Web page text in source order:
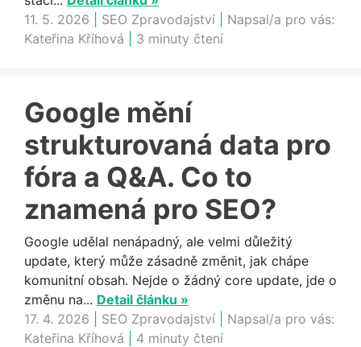
11. 5. 2026
SEO Zpravodajství
Napsal/a pro vás:
Kateřina Kříhová
3 minuty čtení
Google mění
strukturovaná data pro
fóra a Q&A. Co to
znamená pro SEO?
Google udělal nenápadný, ale velmi důležitý
update, který může zásadně změnit, jak chápe
komunitní obsah. Nejde o žádný core update, jde o
změnu na... Detail článku »
17. 4. 2026
SEO Zpravodajství
Napsal/a pro vás:
Kateřina Kříhová
4 minuty čtení